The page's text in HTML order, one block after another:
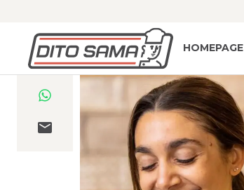
HOMEPAGE